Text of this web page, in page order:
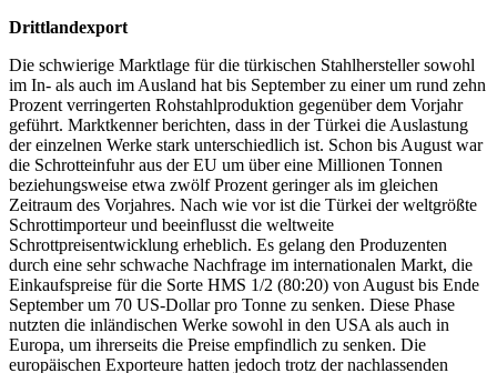
Drittlandexport
Die schwierige Marktlage für die türkischen Stahlhersteller sowohl
im In- als auch im Ausland hat bis September zu einer um rund zehn
Prozent verringerten Rohstahlproduktion gegenüber dem Vorjahr
geführt. Marktkenner berichten, dass in der Türkei die Auslastung
der einzelnen Werke stark unterschiedlich ist. Schon bis August war
die Schrotteinfuhr aus der EU um über eine Millionen Tonnen
beziehungsweise etwa zwölf Prozent geringer als im gleichen
Zeitraum des Vorjahres. Nach wie vor ist die Türkei der weltgrößte
Schrottimporteur und beeinflusst die weltweite
Schrottpreisentwicklung erheblich. Es gelang den Produzenten
durch eine sehr schwache Nachfrage im internationalen Markt, die
Einkaufspreise für die Sorte HMS 1/2 (80:20) von August bis Ende
September um 70 US-Dollar pro Tonne zu senken. Diese Phase
nutzten die inländischen Werke sowohl in den USA als auch in
Europa, um ihrerseits die Preise empfindlich zu senken. Die
europäischen Exporteure hatten jedoch trotz der nachlassenden